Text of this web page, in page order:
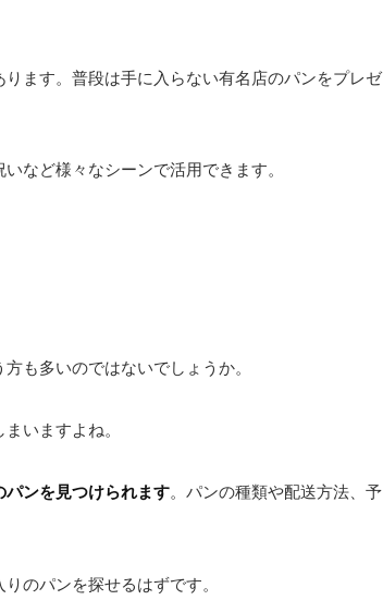
ます。普段は手に入らない有名店のパンをプレゼ
など様々なシーンで活用できます。
も多いのではないでしょうか。
いますよね。
ンを見つけられます。パンの種類や配送方法、予
のパンを探せるはずです。